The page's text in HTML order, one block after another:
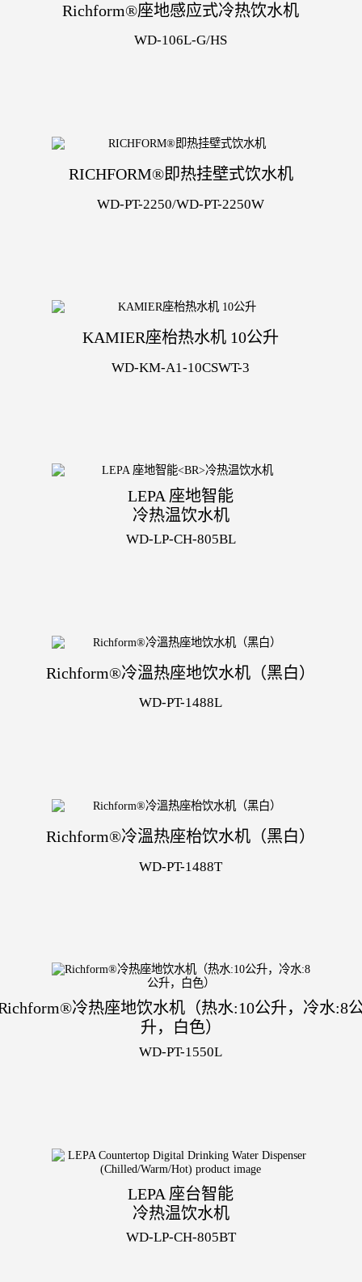
Richform®座地感应式冷热饮水机
WD-106L-G/HS
RICHFORM®即热挂壁式饮水机
WD-PT-2250/WD-PT-2250W
KAMIER座枱热水机 10公升
WD-KM-A1-10CSWT-3
LEPA 座地智能
冷热温饮水机
WD-LP-CH-805BL
Richform®冷溫热座地饮水机（黑白）
WD-PT-1488L
Richform®冷溫热座枱饮水机（黑白）
WD-PT-1488T
冷热座地饮水机（热水:10公升，冷水:8
升，白色）
WD-PT-1550L
LEPA 座台智能
冷热温饮水机
WD-LP-CH-805BT